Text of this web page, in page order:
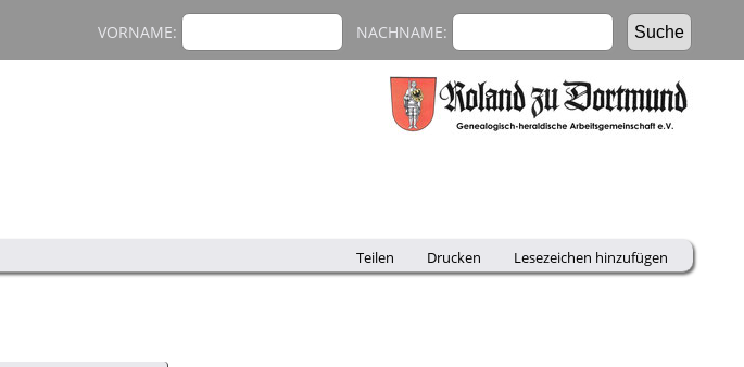
VORNAME: NACHNAME:
Teilen Drucken Lesezeichen hinzufügen